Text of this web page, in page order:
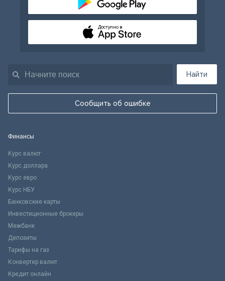
Найти
Сообщить об ошибке
Доступно в
Финансы
Курс валют
Курс доллара
Курс евро
Курс НБУ
Банковские карты
Инвестиционные брокеры
Межбанк
Депозиты
Тарифы на газ
Конвертер валют
Кредит онлайн